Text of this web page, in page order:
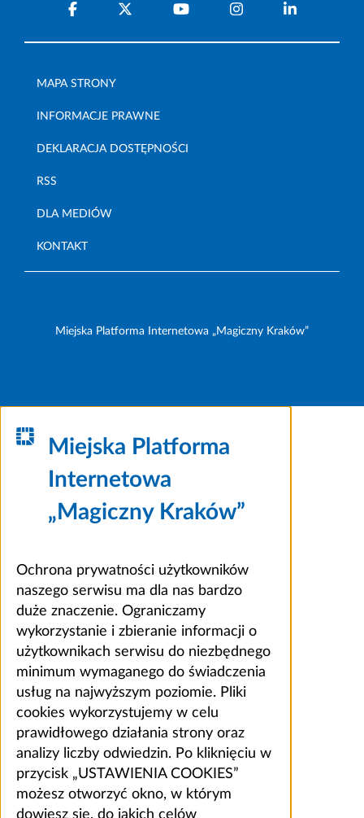
MAPA STRONY
INFORMACJE PRAWNE
DEKLARACJA DOSTĘPNOŚCI
RSS
DLA MEDIÓW
KONTAKT
Miejska Platforma Internetowa „Magiczny Kraków”
Miejska Platforma
Internetowa
„Magiczny Kraków”
Ochrona prywatności użytkowników
naszego serwisu ma dla nas bardzo
duże znaczenie. Ograniczamy
wykorzystanie i zbieranie informacji o
użytkownikach serwisu do niezbędnego
minimum wymaganego do świadczenia
usług na najwyższym poziomie. Pliki
cookies wykorzystujemy w celu
prawidłowego działania strony oraz
analizy liczby odwiedzin. Po kliknięciu w
przycisk „USTAWIENIA COOKIES”
możesz otworzyć okno, w którym
dowiesz się, do jakich celów